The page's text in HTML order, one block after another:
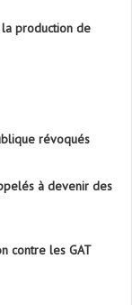
la production de
révoqués
à devenir des
contre les GAT